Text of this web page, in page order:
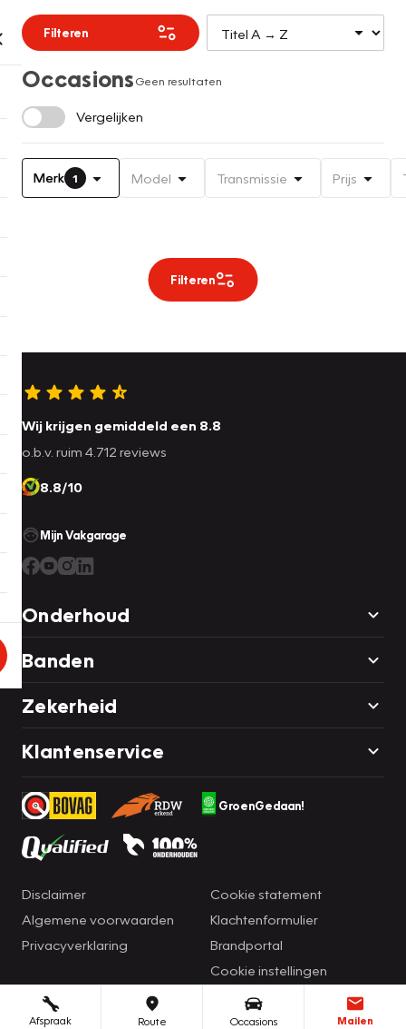
Filteren
OccasionsGeen resultaten
Vergelijken
Merk 1 Model Transmissie Prijs
Filteren
Afspraak Route Occasions Mailen
Wij krijgen gemiddeld een 8.8
o.b.v. ruim 4.712 reviews
8.8/10
Mijn Vakgarage
Onderhoud
Banden
Zekerheid
Klantenservice
GroenGedaan!
Disclaimer
Algemene voorwaarden
Privacyverklaring
Cookie statement
Klachtenformulier
Brandportal
Cookie instellingen